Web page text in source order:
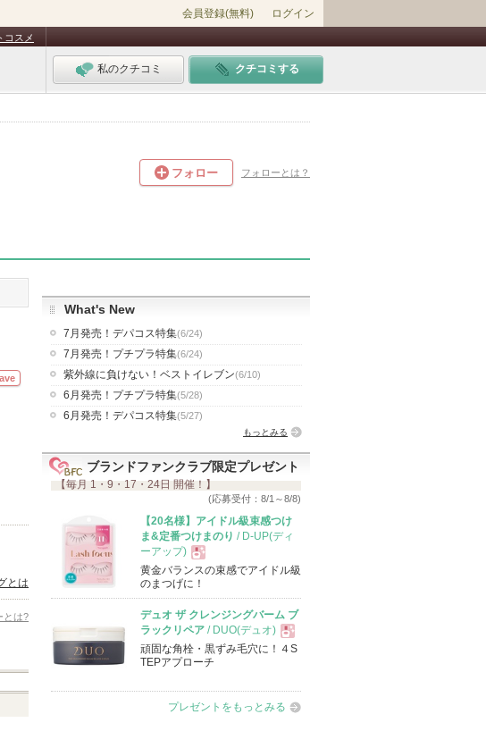
会員登録(無料) ログイン
コスメ
私のクチコミ クチコミする
フォロー フォローとは？
とは
とは?
What's New
7月発売！デパコス特集(6/24)
7月発売！プチプラ特集(6/24)
紫外線に負けない！ベストイレブン(6/10)
6月発売！プチプラ特集(5/28)
6月発売！デパコス特集(5/27)
もっとみる
ブランドファンクラブ限定プレゼント
【毎月 1・9・17・24日 開催！】
(応募受付：8/1～8/8)
【20名様】アイドル級束感つけ
ま&定番つけまのり / D-UP(ディ
ーアップ)
現
品
黄金バランスの束感でアイドル級
のまつげに！
デュオ ザ クレンジングバーム ブ
ラックリペア / DUO(デュオ)
現
品
頑固な角栓・黒ずみ毛穴に！４S
TEPアプローチ
プレゼントをもっとみる